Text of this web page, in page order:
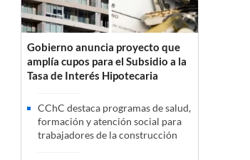
Gobierno anuncia proyecto que
amplía cupos para el Subsidio a la
Tasa de Interés Hipotecaria
CChC destaca programas de salud,
formación y atención social para
trabajadores de la construcción